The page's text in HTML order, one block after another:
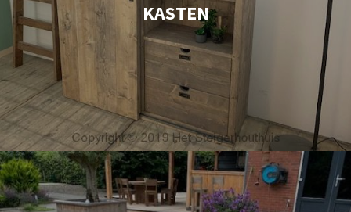
KASTEN